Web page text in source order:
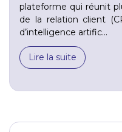
plateforme qui réunit
de la relation client
d’intelligence artific...
Lire la suite